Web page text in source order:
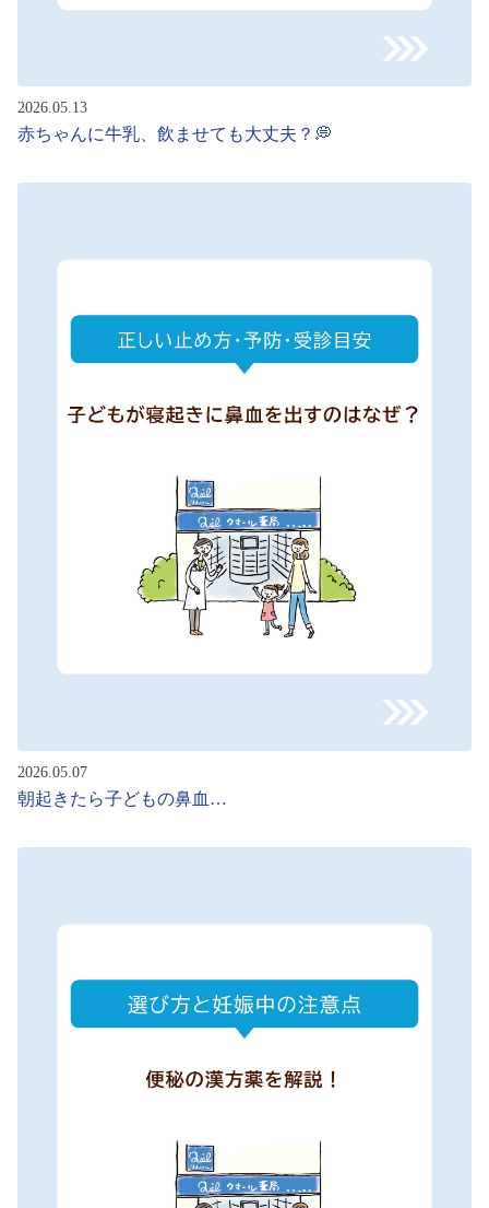
2026.05.13
赤ちゃんに牛乳、飲ませても大丈夫？💭
2026.05.07
朝起きたら子どもの鼻血…